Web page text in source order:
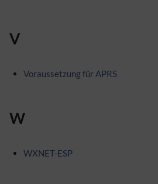
V
Voraussetzung für APRS
W
WXNET-ESP